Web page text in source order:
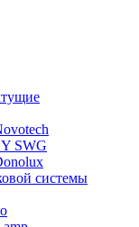
SWG
системы